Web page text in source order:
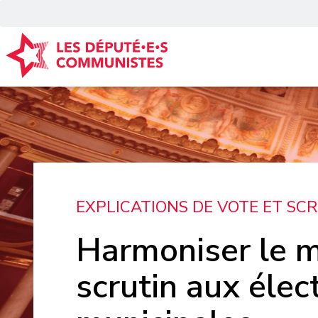
EXPLICATIONS DE VOTE ET
Harmoniser le
scrutin aux